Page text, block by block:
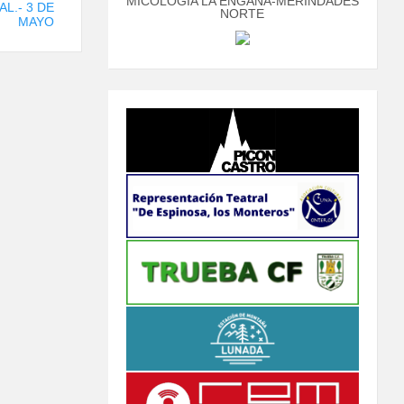
3 DE
MAYO
NORTE